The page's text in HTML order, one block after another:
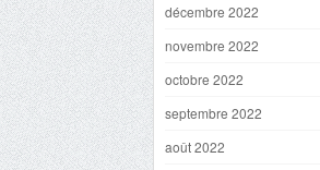
décembre 2022
novembre 2022
octobre 2022
septembre 2022
août 2022